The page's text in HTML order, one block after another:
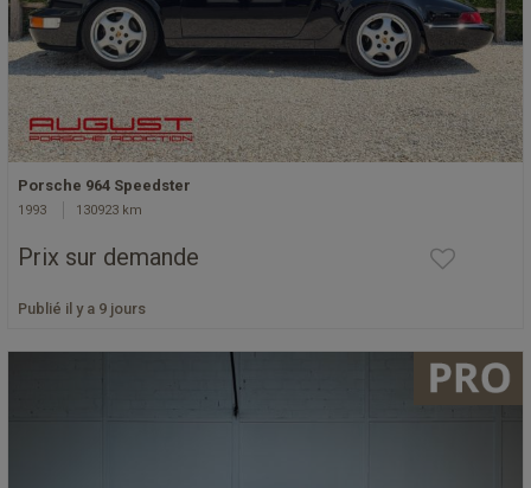
Porsche 964 Speedster
1993 130923 km
Prix sur demande
Publié il y a 9 jours